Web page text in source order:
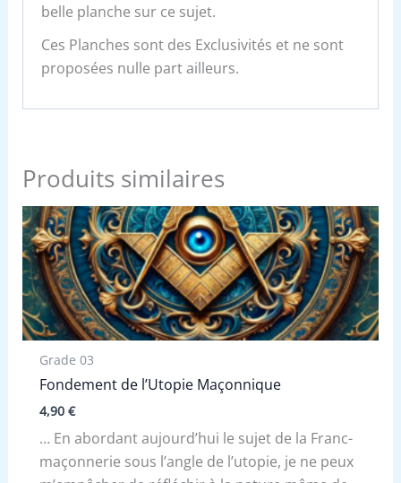
belle planche sur ce sujet.
Ces Planches sont des Exclusivités et ne sont
proposées nulle part ailleurs.
Produits similaires
Grade 03
Fondement de l’Utopie Maçonnique
4,90 €
… En abordant aujourd’hui le sujet de la Franc-
maçonnerie sous l’angle de l’utopie, je ne peux